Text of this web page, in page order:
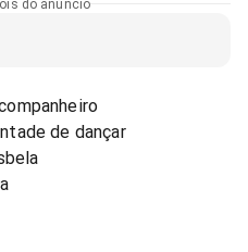
do anúncio
de dançar